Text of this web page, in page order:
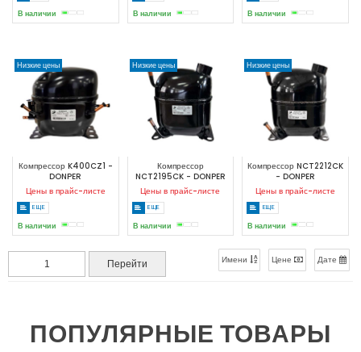
В наличии В наличии В наличии
Низкие цены
Компрессор K400CZ1 -
DONPER
Цены в прайс-листе
ЕЩЕ
В наличии
Низкие цены
Компрессор
NCT2195CK - DONPER
Цены в прайс-листе
ЕЩЕ
В наличии
Низкие цены
Компрессор NCT2212CK
- DONPER
Цены в прайс-листе
ЕЩЕ
В наличии
Имени Цене Дате
ПОПУЛЯРНЫЕ ТОВАРЫ